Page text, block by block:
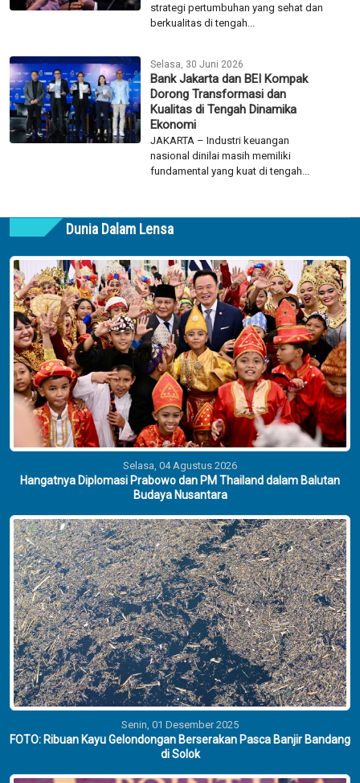
strategi pertumbuhan yang sehat dan
berkualitas di tengah...
Selasa, 30 Juni 2026
Bank Jakarta dan BEI Kompak
Dorong Transformasi dan
Kualitas di Tengah Dinamika
Ekonomi
JAKARTA – Industri keuangan
nasional dinilai masih memiliki
fundamental yang kuat di tengah...
Dunia Dalam Lensa
Selasa, 04 Agustus 2026
Hangatnya Diplomasi Prabowo dan PM Thailand dalam Balutan
Budaya Nusantara
Senin, 01 Desember 2025
FOTO: Ribuan Kayu Gelondongan Berserakan Pasca Banjir Bandang
di Solok